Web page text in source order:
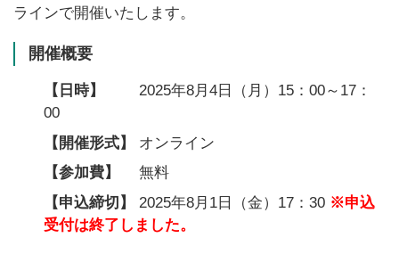
ラインで開催いたします。
開催概要
【日時】
2025年8月4日（月）15：00～17：
00
【開催形式】 オンライン
【参加費】
無料
【申込締切】 2025年8月1日（金）17：30 ※申込
受付は終了しました。